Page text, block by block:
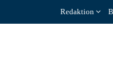
Redaktion